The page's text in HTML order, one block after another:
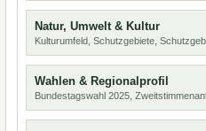
Natur, Umwelt & Kultur
Kulturumfeld, Schutzgebiete,
Wahlen & Regionalprofil
Bundestagswahl 2025,